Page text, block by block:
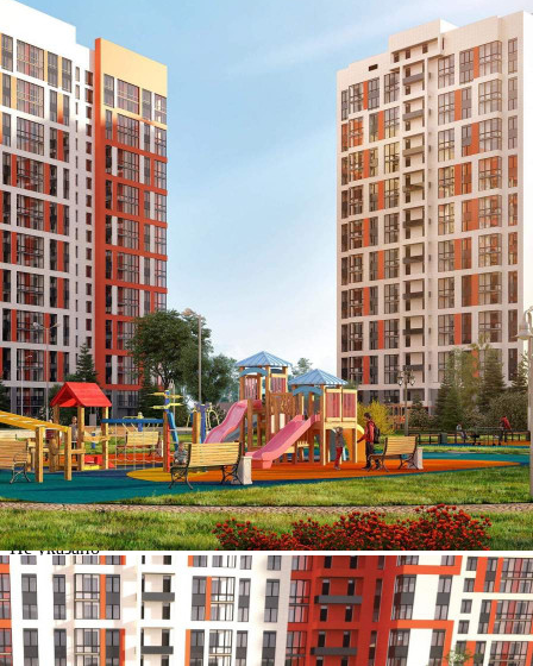
Навигация
Характеристики
О помещении
Где находится
Контакты
Другие объявления
Характеристики помещения
№ объявления
108835
Дата размещения
03.09.2024
Город
Обнинск
Адрес
Ленина проспект, д.219
Расположено
Этаж
-1
Предлагается
Продажа
Желаемый / подходящий вид деятельности
Не указано
Назначение
Не указано
Размер площади (м2)
3.7
Цена за помещение
221 260 руб.
О помещении